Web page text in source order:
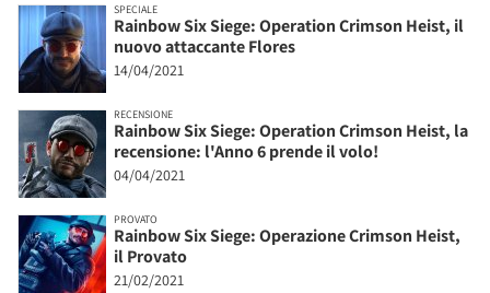
SPECIALE
Rainbow Six Siege: Operation Crimson Heist, il
nuovo attaccante Flores
14/04/2021
RECENSIONE
Rainbow Six Siege: Operation Crimson Heist, la
recensione: l'Anno 6 prende il volo!
04/04/2021
PROVATO
Rainbow Six Siege: Operazione Crimson Heist,
il Provato
21/02/2021